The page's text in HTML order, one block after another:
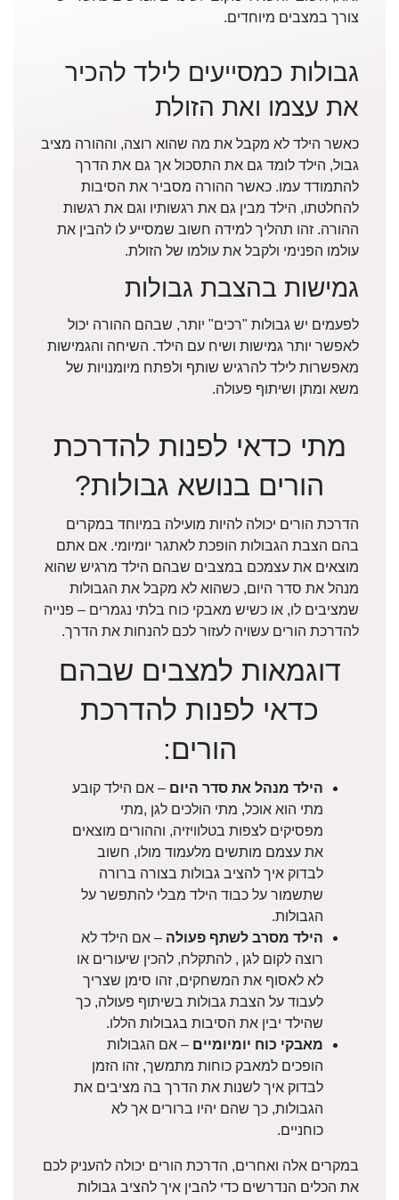
צורך במצבים מיוחדים.
גבולות כמסייעים לילד להכיר
את עצמו ואת הזולת
כאשר הילד לא מקבל את מה שהוא רוצה, וההורה מציב
גבול, הילד לומד גם את התסכול אך גם את הדרך
להתמודד עמו. כאשר ההורה מסביר את הסיבות
להחלטתו, הילד מבין גם את רגשותיו וגם את רגשות
ההורה. זהו תהליך למידה חשוב שמסייע לו להבין את
עולמו הפנימי ולקבל את עולמו של הזולת.
גמישות בהצבת גבולות
לפעמים יש גבולות "רכים" יותר, שבהם ההורה יכול
לאפשר יותר גמישות ושיח עם הילד. השיחה והגמישות
מאפשרות לילד להרגיש שותף ולפתח מיומנויות של
משא ומתן ושיתוף פעולה.
מתי כדאי לפנות להדרכת
הורים בנושא גבולות?
הדרכת הורים יכולה להיות מועילה במיוחד במקרים
בהם הצבת הגבולות הופכת לאתגר יומיומי. אם אתם
מוצאים את עצמכם במצבים שבהם הילד מרגיש שהוא
מנהל את סדר היום, כשהוא לא מקבל את הגבולות
שמציבים לו, או כשיש מאבקי כוח בלתי נגמרים – פנייה
להדרכת הורים עשויה לעזור לכם להנחות את הדרך.
דוגמאות למצבים שבהם
כדאי לפנות להדרכת
הורים:
הילד מנהל את סדר היום – אם הילד קובע
מתי הוא אוכל, מתי הולכים לגן ,מתי
מפסיקים לצפות בטלוויזיה, וההורים מוצאים
את עצמם מותשים מלעמוד מולו, חשוב
לבדוק איך להציב גבולות בצורה ברורה
שתשמור על כבוד הילד מבלי להתפשר על
הגבולות.
הילד מסרב לשתף פעולה – אם הילד לא
רוצה לקום לגן , להתקלח, להכין שיעורים או
לא לאסוף את המשחקים, זהו סימן שצריך
לעבוד על הצבת גבולות בשיתוף פעולה, כך
שהילד יבין את הסיבות בגבולות הללו.
מאבקי כוח יומיומיים – אם הגבולות
הופכים למאבק כוחות מתמשך, זהו הזמן
לבדוק איך לשנות את הדרך בה מציבים את
הגבולות, כך שהם יהיו ברורים אך לא
כוחניים.
במקרים אלה ואחרים, הדרכת הורים יכולה להעניק לכם
את הכלים הנדרשים כדי להבין איך להציב גבולות